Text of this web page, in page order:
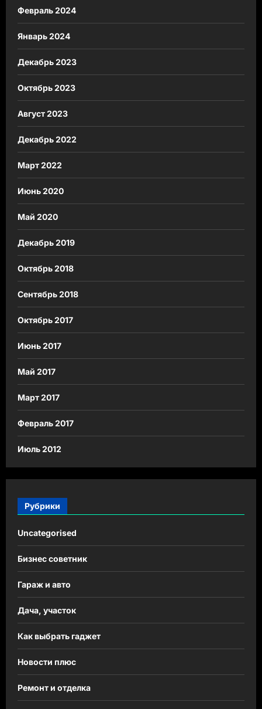
Февраль 2024
Январь 2024
Декабрь 2023
Октябрь 2023
Август 2023
Декабрь 2022
Март 2022
Июнь 2020
Май 2020
Декабрь 2019
Октябрь 2018
Сентябрь 2018
Октябрь 2017
Июнь 2017
Май 2017
Март 2017
Февраль 2017
Июль 2012
Рубрики
Uncategorised
Бизнес советник
Гараж и авто
Дача, участок
Как выбрать гаджет
Новости плюс
Ремонт и отделка